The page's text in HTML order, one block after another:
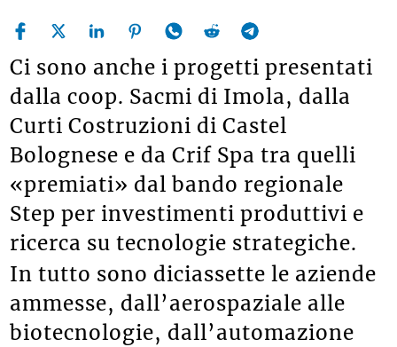
Ci sono anche i progetti presentati
dalla coop. Sacmi di Imola, dalla
Curti Costruzioni di Castel
Bolognese e da Crif Spa tra quelli
«premiati» dal bando regionale
Step per investimenti produttivi e
ricerca su tecnologie strategiche.
In tutto sono diciassette le aziende
ammesse, dall’aerospaziale alle
biotecnologie, dall’automazione